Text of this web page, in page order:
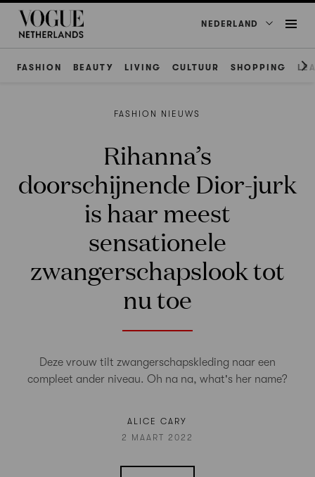
NEDERLAND
FASHION BEAUTY LIVING CULTUUR SHOPPING
FASHION NIEUWS
Rihanna’s
doorschijnende Dior-jurk
is haar meest
sensationele
zwangerschapslook tot
nu toe
Deze vrouw tilt zwangerschapskleding naar een
compleet ander niveau. Oh na na, what's her name?
ALICE CARY
2 MAART 2022